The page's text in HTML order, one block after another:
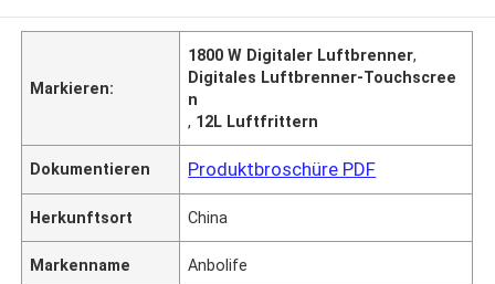
Markieren:
1800 W Digitaler Luftbrenner,
Digitales Luftbrenner-Touchscree
n
, 12L Luftfrittern
Dokumentieren Produktbroschüre PDF
Herkunftsort China
Markenname Anbolife